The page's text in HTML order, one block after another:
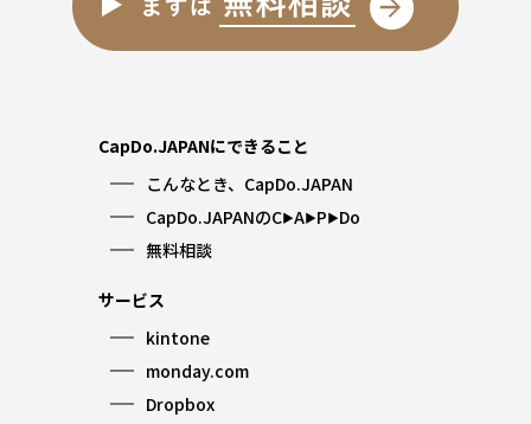
CapDo.JAPANにできること
こんなとき、CapDo.JAPAN
CapDo.JAPANのC▶︎A▶︎P▶︎Do
無料相談
サービス
kintone
monday.com
Dropbox